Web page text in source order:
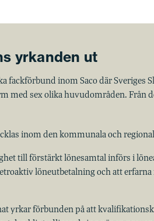
yrkanden ut
fackförbund inom Saco där Sveriges
med sex olika huvudområden. Från
inom den kommunala och
till förstärkt lönesamtal införs i
löneutbetalning och att erfarna
yrkar förbunden på att